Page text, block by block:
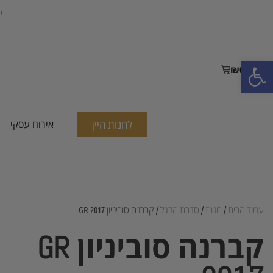
פתח סרגל נגישות
₪0.00
לחנות היין אירוח עסקי
עמוד הבית/ חנות/ סדרת הדגל/ קברנה סוביניון GR 2017
קברנה סוביניון GR